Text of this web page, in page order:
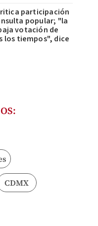
participación
popular; "la
votación de
los tiempos", dice
CDMX